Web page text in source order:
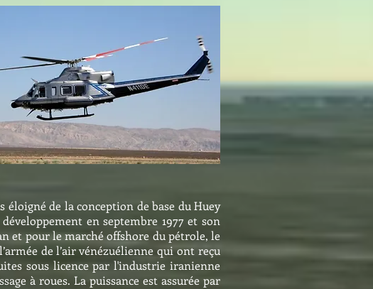
de la conception de base du Huey
en septembre 1977 et son
et pour le marché offshore du pétrole, le
de l’air vénézuélienne qui ont reçu
sous licence par l'industrie iranienne
à roues. La puissance est assurée par